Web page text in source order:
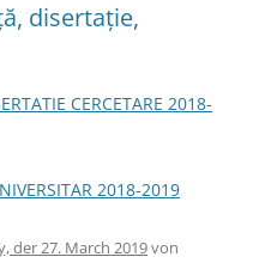
disertație,
CERCETARE 2018-
2018-2019
der 27. March 2019von